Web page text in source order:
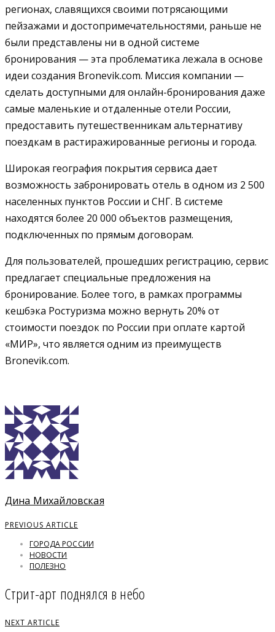
регионах, славящихся своими потрясающими
пейзажами и достопримечательностями, раньше не
были представлены ни в одной системе
бронирования — эта проблематика лежала в основе
идеи создания Bronevik.com. Миссия компании —
сделать доступными для онлайн-бронирования даже
самые маленькие и отдаленные отели России,
предоставить путешественникам альтернативу
поездкам в растиражированные регионы и города.
Широкая география покрытия сервиса дает
возможность забронировать отель в одном из 2 500
населенных пунктов России и СНГ. В системе
находятся более 20 000 объектов размещения,
подключенных по прямым договорам.
Для пользователей, прошедших регистрацию, сервис
предлагает специальные предложения на
бронирование. Более того, в рамках программы
кешбэка Ростуризма можно вернуть 20% от
стоимости поездок по России при оплате картой
«МИР», что является одним из преимуществ
Bronevik.com.
Дина Михайловская
PREVIOUS ARTICLE
ГОРОДА РОССИИ
НОВОСТИ
ПОЛЕЗНО
Стрит-арт поднялся в небо
NEXT ARTICLE